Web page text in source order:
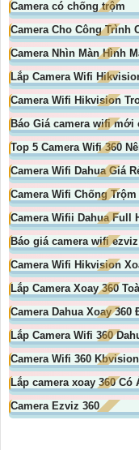
Camera có chống trộm
Camera Cho Công Trình
Camera Nhìn Màn Hình
Lắp Camera Wifi
Camera Wifi Hikvision
Báo Giá camera wifi mới
Top 5 Camera Wifi 360
Camera Wifi Dahua Giá
Camera Wifi Chống
Camera Wifii Dahua Full
Báo giá camera wifi ezviz
Camera Wifi Hikvision
Lắp Camera Xoay 360
Camera Dahua Xoay 360
Lắp Camera Wifi 360
Camera Wifi 360 Kbvision
Lắp camera xoay 360 Có
Camera Ezviz 360